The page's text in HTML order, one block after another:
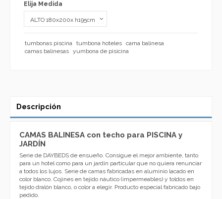
Elija Medida
tumbonas piscina tumbona hoteles cama balinesa
camas balinesas yumbona de pisicina
Descripción
CAMAS BALINESA con techo para PISCINA y
JARDÍN
Serie de DAYBEDS de ensueño. Consigue el mejor ambiente, tanto
para un hotel como para un jardín particular que no quiera renunciar
a todos los lujos. Serie de camas fabricadas en aluminio lacado en
color blanco. Cojines en tejido náutico (impermeables) y toldos en
tejido dralón blanco, o color a elegir. Producto especial fabricado bajo
pedido.